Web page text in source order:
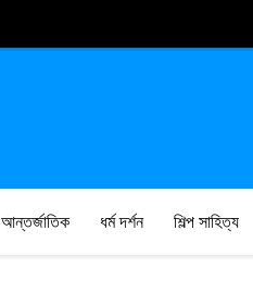
আন্তর্জাতিক ধর্ম দর্শন শিল্প সাহিত্য